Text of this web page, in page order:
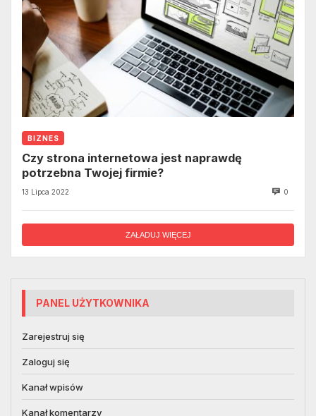
BIZNES
Czy strona internetowa jest naprawdę
potrzebna Twojej firmie?
13 Lipca 2022 0
ZAŁADUJ WIĘCEJ
PANEL UŻYTKOWNIKA
Zarejestruj się
Zaloguj się
Kanał wpisów
Kanał komentarzy